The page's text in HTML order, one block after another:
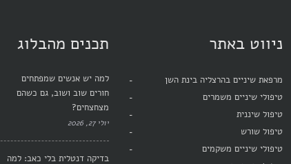
תכנים מהבלוג
למה יש אנשים שמפתחים
חורים שוב ושוב, גם כשהם
מצחצחים?
יולי 27, 2026
בדיקה דנטלית בלי כאב: למה
ניווט באתר
מרפאת שיניים בהרצליה בינת השן
טיפולי שיניים משמרים
טיפול שיננית
טיפול שורש
טיפולי שיניים משקמים